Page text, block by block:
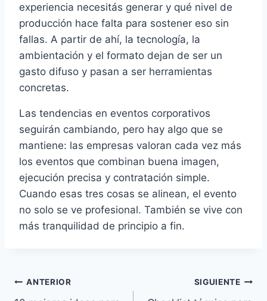
experiencia necesitás generar y qué nivel de
producción hace falta para sostener eso sin
fallas. A partir de ahí, la tecnología, la
ambientación y el formato dejan de ser un
gasto difuso y pasan a ser herramientas
concretas.
Las tendencias en eventos corporativos
seguirán cambiando, pero hay algo que se
mantiene: las empresas valoran cada vez más
los eventos que combinan buena imagen,
ejecución precisa y contratación simple.
Cuando esas tres cosas se alinean, el evento
no solo se ve profesional. También se vive con
más tranquilidad de principio a fin.
Navegación
ANTERIOR SIGUIENTE